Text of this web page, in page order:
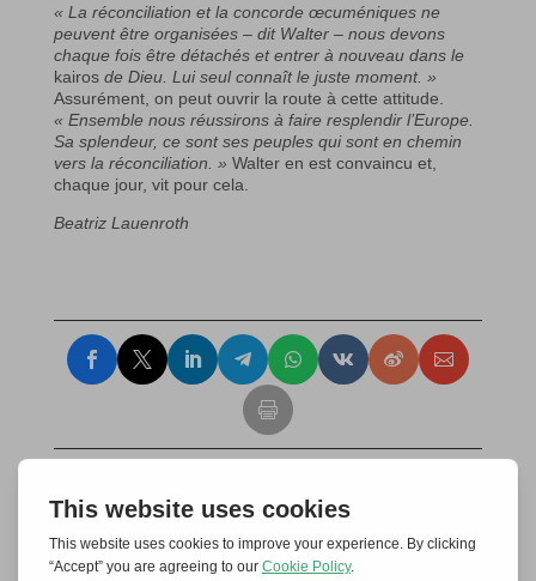
« La réconciliation et la concorde œcuméniques ne
peuvent être organisées – dit Walter – nous devons
chaque fois être détachés et entrer à nouveau dans le
kairosde Dieu. Lui seul connaît le juste moment. »
Assurément, on peut ouvrir la route à cette attitude.
« Ensemble nous réussirons à faire resplendir l’Europe.
Sa splendeur, ce sont ses peuples qui sont en chemin
vers la réconciliation. » Walter en est convaincu et,
chaque jour, vit pour cela.
Beatriz Lauenroth
Soumettre un commentaire
Votre adresse e-mail ne sera pas publiée. Les champs
obligatoires sont indiqués avec*